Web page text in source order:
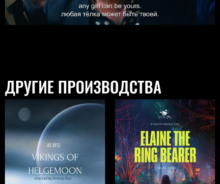
ДРУГИЕ ПРОИЗВОДСТВА